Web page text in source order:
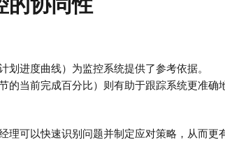
进度曲线）为监控系统提供了参考依据。
当前完成百分比）则有助于跟踪系统更准确
理可以快速识别问题并制定应对策略，从而更